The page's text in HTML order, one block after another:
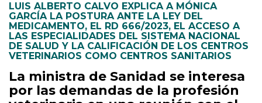
LUIS ALBERTO CALVO EXPLICA A MÓNICA
GARCÍA LA POSTURA ANTE LA LEY DEL
MEDICAMENTO, EL RD 666/2023, EL ACCESO A
LAS ESPECIALIDADES DEL SISTEMA NACIONAL
DE SALUD Y LA CALIFICACIÓN DE LOS CENTROS
VETERINARIOS COMO CENTROS SANITARIOS
La ministra de Sanidad se interesa
por las demandas de la profesión